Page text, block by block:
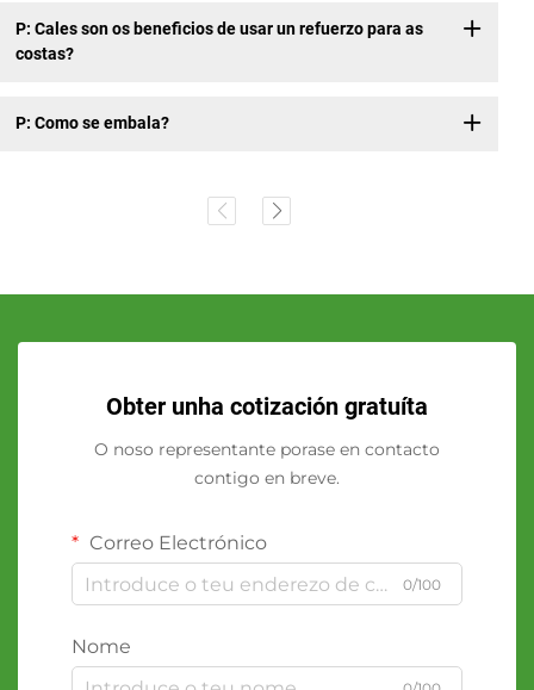
P: Cales son os beneficios de usar un refuerzo para as
costas?
P: Como se embala?
Obter unha cotización gratuíta
O noso representante porase en contacto
contigo en breve.
Correo Electrónico
0/100
Nome